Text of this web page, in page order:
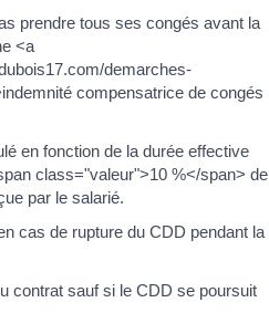
prendre tous ses congés avant la
<a
demarches-
compensatrice de congés
en fonction de la durée effective
class="valeur">10 %</span> de
par le salarié.
cas de rupture du CDD pendant la
contrat sauf si le CDD se poursuit